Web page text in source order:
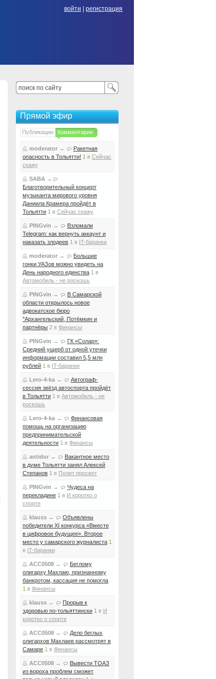
войти регистрация
Прямой эфир
Публикации Комментарии
moderator →
Ракетная
опасность в Тольятти! 1 в Сейчас
скажу
SABA →
Благотворительный концерт
музыканта мирового уровня
Даниила Крамера пройдёт в
Тольятти 1 в Сейчас скажу
PINGvin →
Взломали
Telegram: как вернуть аккаунт и
наказать злодеев 1 в IT-баранки
moderator →
Большие
гонки УАЗов можно увидеть на
День народного единства 1 в
Автомобиль - не роскошь
PINGvin →
В Самарской
области открылось новое
адвокатское бюро
"Архангельский, Потёмкин и
партнёры 2 в Финансы
PINGvin →
ГК «Солар»:
Средний ущерб от одной утечки
информации составил 5,5 млн
рублей 1 в IT-баранки
Lero-4-ka →
Автограф-
сессия звёзд автоспорта пройдёт
в Тольятти 1 в Автомобиль - не
роскошь
Lero-4-ka →
Финансовая
помощь на организацию
предпринимательской
деятельности 1 в Финансы
antidur →
Вакантное место
в думе Тольятти занял Алексей
Степанов 1 в Полит просвет
PINGvin →
Чудеса на
перекладине 1 в И коротко о
спорте
klauss →
Объявлены
победители XI конкурса «Вместе
в цифровое будущее». Второе
место у самарского журналиста 1
в IT-баранки
ACC0508 →
Беглому
олигарху Махлаю, признанному
банкротом, кассация не помогла
1 в Финансы
klauss →
Прорыв к
здоровью по-тольяттински 1 в И
коротко о спорте
ACC0508 →
Дело беглых
олигархов Махлаев рассмотрят в
Самаре 1 в Финансы
ACC0508 →
Вывести ТОАЗ
из вороха проблем сможет